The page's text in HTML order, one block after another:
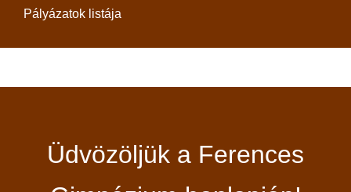
Pályázatok listája
Üdvözöljük a Ferences